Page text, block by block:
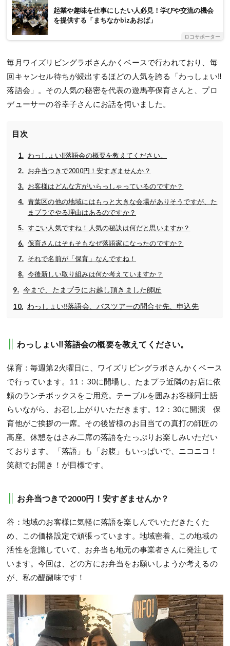
起業や趣味を仕事にしたい人必見！学びや交流の機会
を提供する「まちなかbizあおば」
ロコサポーター
毎月ワイズリビングラボさんかくベースで行われており、毎
回キャンセル待ちが続出するほどの人気を誇る「わっしょい‼
落語会」。その人気の秘密を代表の遊馬亭保育さんと、プロ
デューサーの谷幸子さんにお話を伺いました。
目次
わっしょい‼落語会の概要を教えてください。
お弁当つきで2000円！安すぎませんか？
お客様はどんな方がいらっしゃっているのですか？
青葉区の他の地域にはもっと大きな会場がありそうですが、た
まプラでやる理由はあるのですか？
すごい人気ですね！人気の秘訣は何だと思いますか？
保育さんはそもそもなぜ落語家になったのですか？
それで名前が「保育」なんですね！
今後新しい取り組みは何か考えていますか？
今まで、たまプラにお越し頂きました師匠
わっしょい‼落語会、バスツアーの問合せ先、申込先
わっしょい‼落語会の概要を教えてください。
保育：毎週第2火曜日に、ワイズリビングラボさんかくベース
で行っています。11：30に開場し、たまプラ近隣のお店に依
頼のランチボックスをご用意。テーブルを囲みお客様同士語
らいながら、お召し上がりいただきます。12：30に開演 保
育他がご挨拶の一席。その後皆様のお目当ての真打の師匠の
高座。休憩をはさみ二席の落語をたっぷりお楽しみいただい
ております。「落語」も「お腹」もいっぱいで、ニコニコ！
笑顔でお開き！が目標です。
お弁当つきで2000円！安すぎませんか？
谷：地域のお客様に気軽に落語を楽しんでいただきたくた
め、この価格設定で頑張っています。地域密着、この地域の
活性を意識していて、お弁当も地元の事業者さんに発注して
います。今回は、どの方にお弁当をお願いしようか考えるの
が、私の醍醐味です！